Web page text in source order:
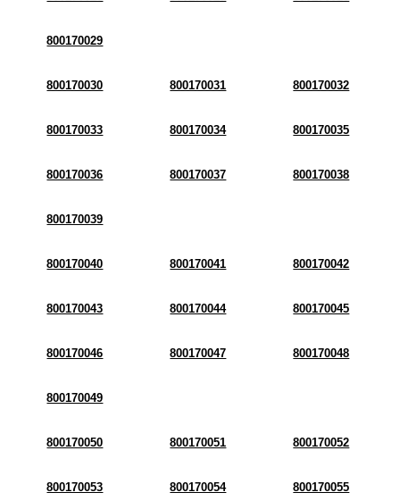
800170029
800170030 800170031 800170032
800170033 800170034 800170035
800170036 800170037 800170038
800170039
800170040 800170041 800170042
800170043 800170044 800170045
800170046 800170047 800170048
800170049
800170050 800170051 800170052
800170053 800170054 800170055